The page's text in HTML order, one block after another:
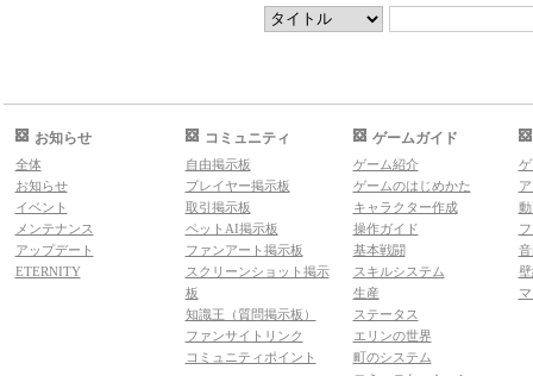
お知らせ
全体
お知らせ
イベント
メンテナンス
アップデート
ETERNITY
コミュニティ
自由掲示板
プレイヤー掲示板
取引掲示板
ペットAI掲示板
ファンアート掲示板
スクリーンショット掲示
板
知識王（質問掲示板）
ファンサイトリンク
コミュニティポイント
ゲームガイド
ゲーム紹介
ゲームのはじめかた
キャラクター作成
操作ガイド
基本戦闘
スキルシステム
生産
ステータス
エリンの世界
町のシステム